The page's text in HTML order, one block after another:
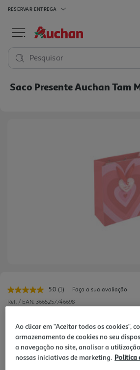
RESERVAR ENTREGA
Pesquisar
Saco Presente Auchan Tam
5.0 Leu
uma
avaliação.
para
a
mesma
página.
(1)
Faça a sua avaliação
Ref. / EAN: 3665257746698
0,99 €
Ao clicar em "Aceitar todos os cookies",
armazenamento de cookies no seu
a navegação no site, analisar a
nossas iniciativas de marketing. Política